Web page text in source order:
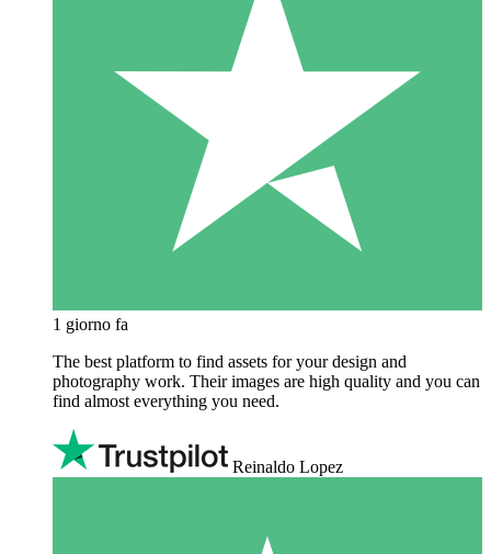
1 giorno fa
The best platform to find assets for your design and
photography work. Their images are high quality and you can
find almost everything you need.
Reinaldo Lopez